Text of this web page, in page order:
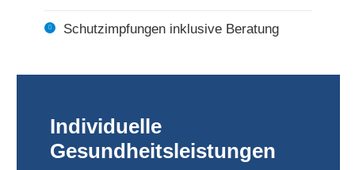
Schutzimpfungen inklusive Beratung
Individuelle
Gesundheitsleistungen